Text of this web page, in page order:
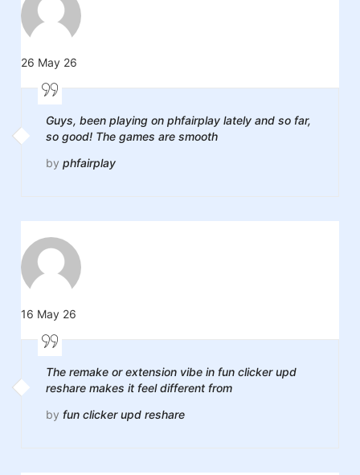
26 May 26
Guys, been playing on phfairplay lately and so far,
so good! The games are smooth
by phfairplay
16 May 26
The remake or extension vibe in fun clicker upd
reshare makes it feel different from
by fun clicker upd reshare